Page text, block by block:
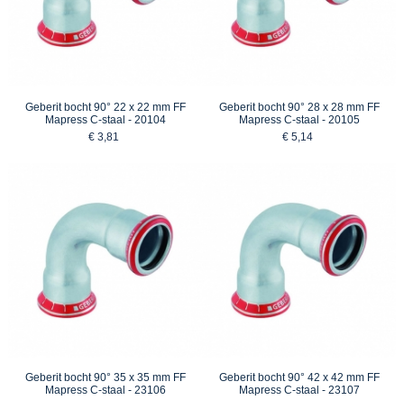
Geberit bocht 90° 22 x 22 mm FF
Mapress C-staal - 20104
€ 3,81
Geberit bocht 90° 28 x 28 mm FF
Mapress C-staal - 20105
€ 5,14
Geberit bocht 90° 35 x 35 mm FF
Mapress C-staal - 23106
Geberit bocht 90° 42 x 42 mm FF
Mapress C-staal - 23107